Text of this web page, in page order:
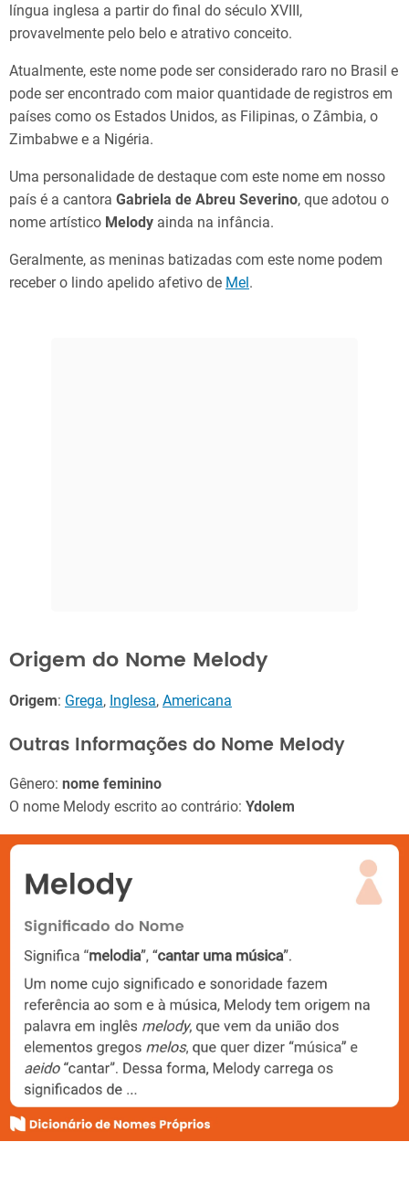
língua inglesa a partir do final do século XVIII,
provavelmente pelo belo e atrativo conceito.
Atualmente, este nome pode ser considerado raro no Brasil e
pode ser encontrado com maior quantidade de registros em
países como os Estados Unidos, as Filipinas, o Zâmbia, o
Zimbabwe e a Nigéria.
Uma personalidade de destaque com este nome em nosso
país é a cantora Gabriela de Abreu Severino, que adotou o
nome artístico Melody ainda na infância.
Geralmente, as meninas batizadas com este nome podem
receber o lindo apelido afetivo de Mel.
Origem do Nome Melody
Origem: Grega, Inglesa, Americana
Outras Informações do Nome Melody
Gênero: nome feminino
O nome Melody escrito ao contrário: Ydolem